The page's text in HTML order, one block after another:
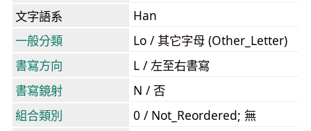
文字語系
Han
一般分類
Lo / 其它字母 (Other_Letter)
書寫方向
L / 左至右書寫
書寫鏡射
N / 否
組合類別
0 / Not_Reordered; 無